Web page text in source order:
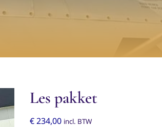
Les pakket
€234,00 incl. BTW